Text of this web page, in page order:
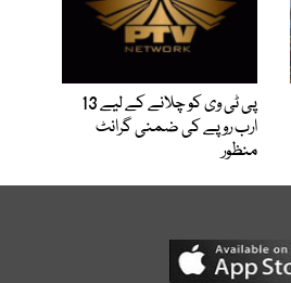
پی ٹی وی کو چلانے کے لیے 13
ارب روپے کی ضمنی گرانٹ
منظور